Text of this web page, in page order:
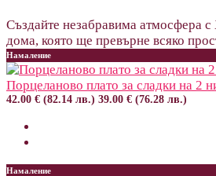
Създайте незабравима атмосфера
дома, която ще превърне всяко
Намаление
Порцеланово плато за сладки на 2
42.00 € (82.14 лв.) 39.00 € (76.28 лв.)
Намаление